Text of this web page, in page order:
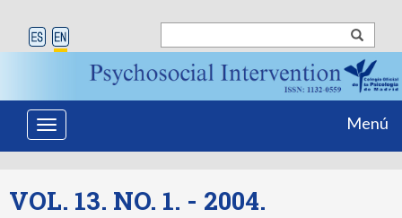
Toggle
navigation
Menú
VOL. 13. NO. 1. - 2004.